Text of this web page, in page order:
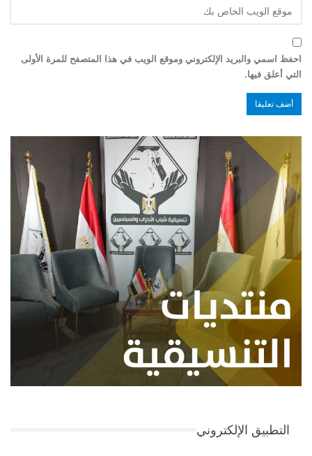
احفظ اسمي والبريد الإلكتروني وموقع الويب في هذا المتصفح للمرة الأولى
التي أعلق فيها.
التطبيق الإلكتروني